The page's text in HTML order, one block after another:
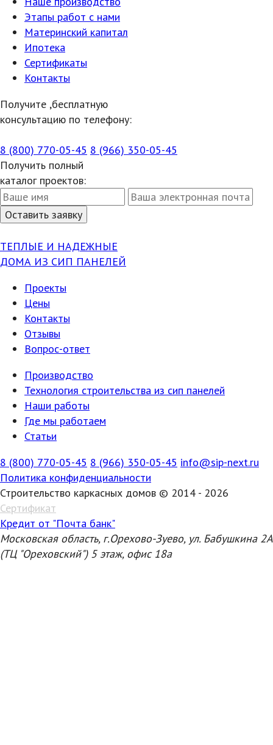
Этапы работ с нами
Материнский капитал
Ипотека
Сертификаты
Контакты
Получите ,бесплатную
консультацию по телефону:
8 (800) 770-05-45 8 (966) 350-05-45
Получить полный
каталог проектов:
ТЕПЛЫЕ И НАДЕЖНЫЕ
ДОМА ИЗ СИП ПАНЕЛЕЙ
Проекты
Цены
Контакты
Отзывы
Вопрос-ответ
Производство
Технология строительства из сип панелей
Наши работы
Где мы работаем
Статьи
8 (800) 770-05-45 8 (966) 350-05-45 info@sip-next.ru
Политика конфиденциальности
Строительство каркасных домов © 2014 - 2026
Сертификат
Кредит от "Почта банк"
Московская область, г.Орехово-Зуево, ул. Бабушкина 2А
(ТЦ "Ореховский") 5 этаж, офис 18а